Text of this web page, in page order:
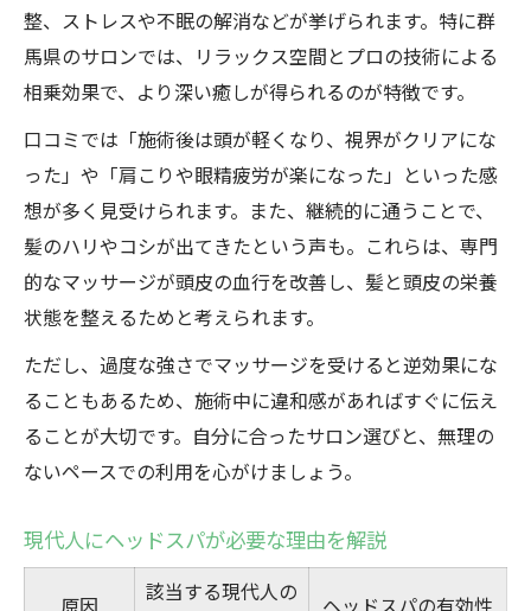
整、ストレスや不眠の解消などが挙げられます。特に群
馬県のサロンでは、リラックス空間とプロの技術による
相乗効果で、より深い癒しが得られるのが特徴です。
口コミでは「施術後は頭が軽くなり、視界がクリアにな
った」や「肩こりや眼精疲労が楽になった」といった感
想が多く見受けられます。また、継続的に通うことで、
髪のハリやコシが出てきたという声も。これらは、専門
的なマッサージが頭皮の血行を改善し、髪と頭皮の栄養
状態を整えるためと考えられます。
ただし、過度な強さでマッサージを受けると逆効果にな
ることもあるため、施術中に違和感があればすぐに伝え
ることが大切です。自分に合ったサロン選びと、無理の
ないペースでの利用を心がけましょう。
現代人にヘッドスパが必要な理由を解説
原因
該当する現代人の
ヘッドスパの有効性